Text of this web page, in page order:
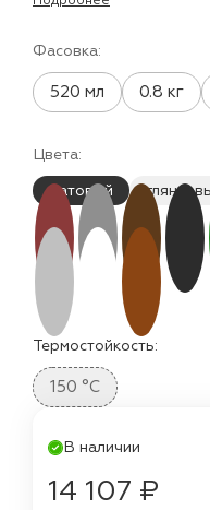
Фасовка:
520 мл 0.8 кг
Цвета:
матовый
Термостойкость:
150 °C
В наличии
14 107 ₽